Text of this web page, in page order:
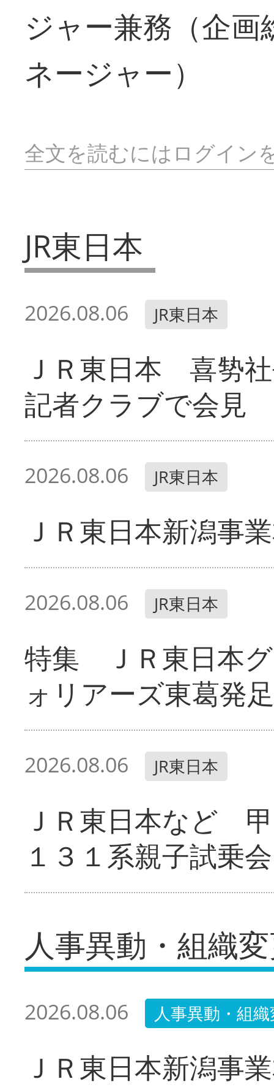
ジャー兼務（企
ネージャー）
全文を読むにはログイン
JR東日本
2026.08.06 JR東日本
ＪＲ東日本 喜㔟
記者クラブで会見
2026.08.06 JR東日本
ＪＲ東日本新潟事
2026.08.06 JR東日本
特集 ＪＲ東日本
ォリアーズ東葛発足
2026.08.06 JR東日本
ＪＲ東日本など
１３１系親子試乗会
人事異動・組織
2026.08.06 人事異動・組
ＪＲ東日本新潟事